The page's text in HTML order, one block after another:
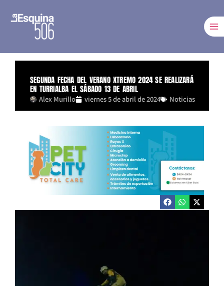
SEGUNDA FECHA DEL VERANO XTREMO 2024 SE REALIZARÁ
EN TURRIALBA EL SÁBADO 13 DE ABRIL
Alex Murillo viernes 5 de abril de 2024 Noticias